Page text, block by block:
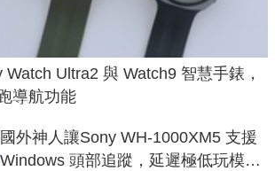
Ultra2 與 Watch9 智慧手錶，
導航功能
國外神人讓Sony WH-1000XM5 支援
Windows 頭部追蹤，延遲極低玩模擬